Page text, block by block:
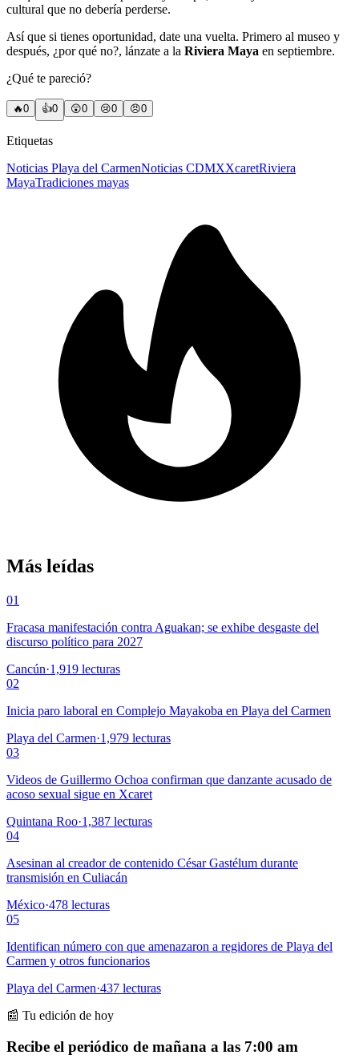
cultural que no debería perderse.
Así que si tienes oportunidad, date una vuelta. Primero al museo y
después, ¿por qué no?, lánzate a la Riviera Maya en septiembre.
¿Qué te pareció?
🔥0 👍0 😲0 😢0 😠0
Etiquetas
Noticias Playa del CarmenNoticias CDMXXcaretRiviera
MayaTradiciones mayas
Más leídas
01
Fracasa manifestación contra Aguakan; se exhibe desgaste del
discurso político para 2027
Cancún·1,919 lecturas
02
Inicia paro laboral en Complejo Mayakoba en Playa del Carmen
Playa del Carmen·1,979 lecturas
03
Videos de Guillermo Ochoa confirman que danzante acusado de
acoso sexual sigue en Xcaret
Quintana Roo·1,387 lecturas
04
Asesinan al creador de contenido César Gastélum durante
transmisión en Culiacán
México·478 lecturas
05
Identifican número con que amenazaron a regidores de Playa del
Carmen y otros funcionarios
Playa del Carmen·437 lecturas
📰 Tu edición de hoy
Recibe el periódico de mañana a las 7:00 am